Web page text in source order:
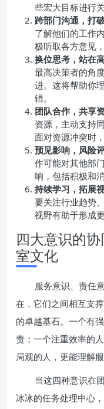
些宏大目标进行
跨部门沟通，打
了解他们的工作
极听取各方意见
换位思考，站在
最高决策者的角
进。这将帮助你
辑。
团队合作，共享
资源，主动支持
面对资源冲突时
预见影响，风险
作可能对其他部
响，包括积极和
持续学习，拓展
要关注行业趋势
视野有助于形成
四大意识的
室文化
服务意识、责任
在，它们之间相互支
的卓越基石。一个有
责；一个注重效率的
局观的人，更能理解
当这四种意识在
冰冰的任务处理中心